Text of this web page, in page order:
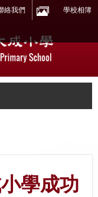
絡我們 學校相簿
學成功